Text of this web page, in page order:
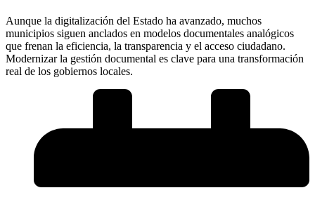
Aunque la digitalización del Estado ha avanzado, muchos
municipios siguen anclados en modelos documentales analógicos
que frenan la eficiencia, la transparencia y el acceso ciudadano.
Modernizar la gestión documental es clave para una transformación
real de los gobiernos locales.